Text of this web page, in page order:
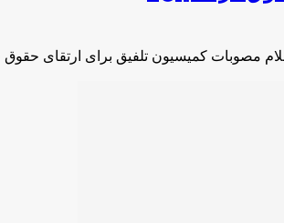
مصوبات کمیسیون تلفیق برای ارتقای